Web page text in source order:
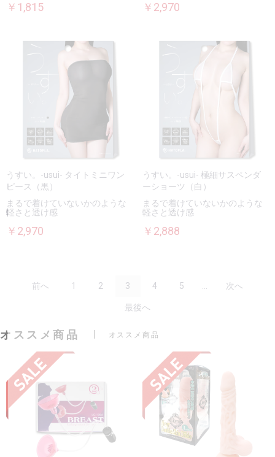
￥1,815 ￥2,970
うすい。-usui- タイトミニワン
ピース（黒）
まるで着けていないかのような
軽さと透け感
￥2,970
うすい。-usui- 極細サスペンダ
ーショーツ（白）
まるで着けていないかのような
軽さと透け感
￥2,888
前へ 1 2 3 4 5 ... 次へ
最後へ
オススメ商品 オススメ商品